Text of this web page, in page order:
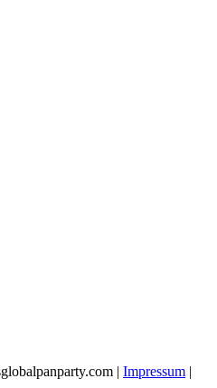
| Impressum |